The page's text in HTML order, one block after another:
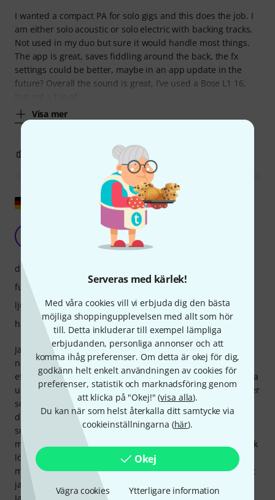
Serveras med kärlek!
Med våra cookies vill vi erbjuda dig den bästa
möjliga shoppingupplevelsen med allt som hör
till. Detta inkluderar till exempel lämpliga
erbjudanden, personliga annonser och att
komma ihåg preferenser. Om detta är okej för dig,
godkänn helt enkelt användningen av cookies för
preferenser, statistik och marknadsföring genom
att klicka på "Okej!" (visa alla).
Du kan när som helst återkalla ditt samtycke via
cookieinställningarna (här).
Okej
Vägra cookies Ytterligare information
I wanted a compact PA for solo gigs and this does the job. I
am either solo acoustic or solo electric with backing tracks.
Not used in my duo but sure it would handle most things.
The app is great, saves fiddling around the back, the fx
settings could be better, maybe in an app update in the
future? Overall the sound is great, I’ve used a Bose L1 16,
Visa mer
ANMÄL RECENSION
Klangforscher 21.05.2025
Jag äger redan två Maui G3:or (utan mixers) och är väldigt
nöjd med dem! MIX-versionen är ett perfekt tillskott,
eftersom jag ofta hamnar i situationer där jag behöver sätta
upp två system samtidigt. Till exempel kanske jag uppträder
som musiker (saxofon) under middagen i rum 1 och sedan
direkt byter till DJ:ande i rum 2. Det finns inget sätt att
snabbt byta inställningar, och jag vill inte ställa in en extra
mixer bara för det första setet. Maui G3-Mix är en fantastisk
lösning för just den här typen av situationer. Att styra
mixern via smartphone är smidigt och pålitligt. Den har allt
jag behöver som solomusiker som spelar bakgrundslåtar.
Jag kopplar in en trådlös mikrofon för tal... allt fungerar
drift
funktioner
ljud
hantverkskvalitet